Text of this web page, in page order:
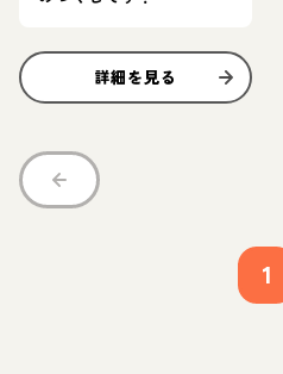
詳細を見る
1